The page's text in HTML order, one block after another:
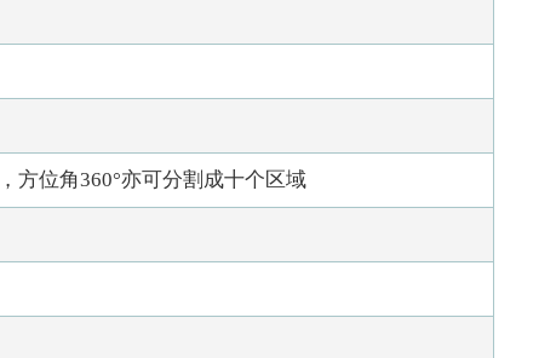
方位角360°亦可分割成十个区域